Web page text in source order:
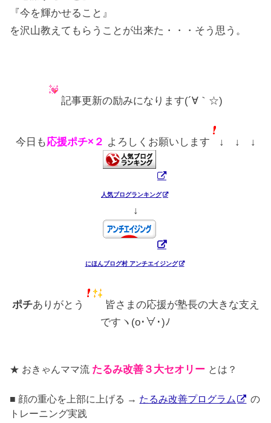
『今を輝かせること』
を沢山教えてもらうことが出来た・・・そう思う。
記事更新の励みになります(´∀｀☆)
今日も応援ポチ×２ よろしくお願いします ↓ ↓ ↓
人気ブログランキング
↓
にほんブログ村 アンチエイジング
ポチありがとう
皆さまの応援が塾長の大きな支え
ですヽ(o･∀･)ﾉ
★ おきゃんママ流 たるみ改善３大セオリー とは？
■ 顔の重心を上部に上げる → たるみ改善プログラム
の
トレーニング実践